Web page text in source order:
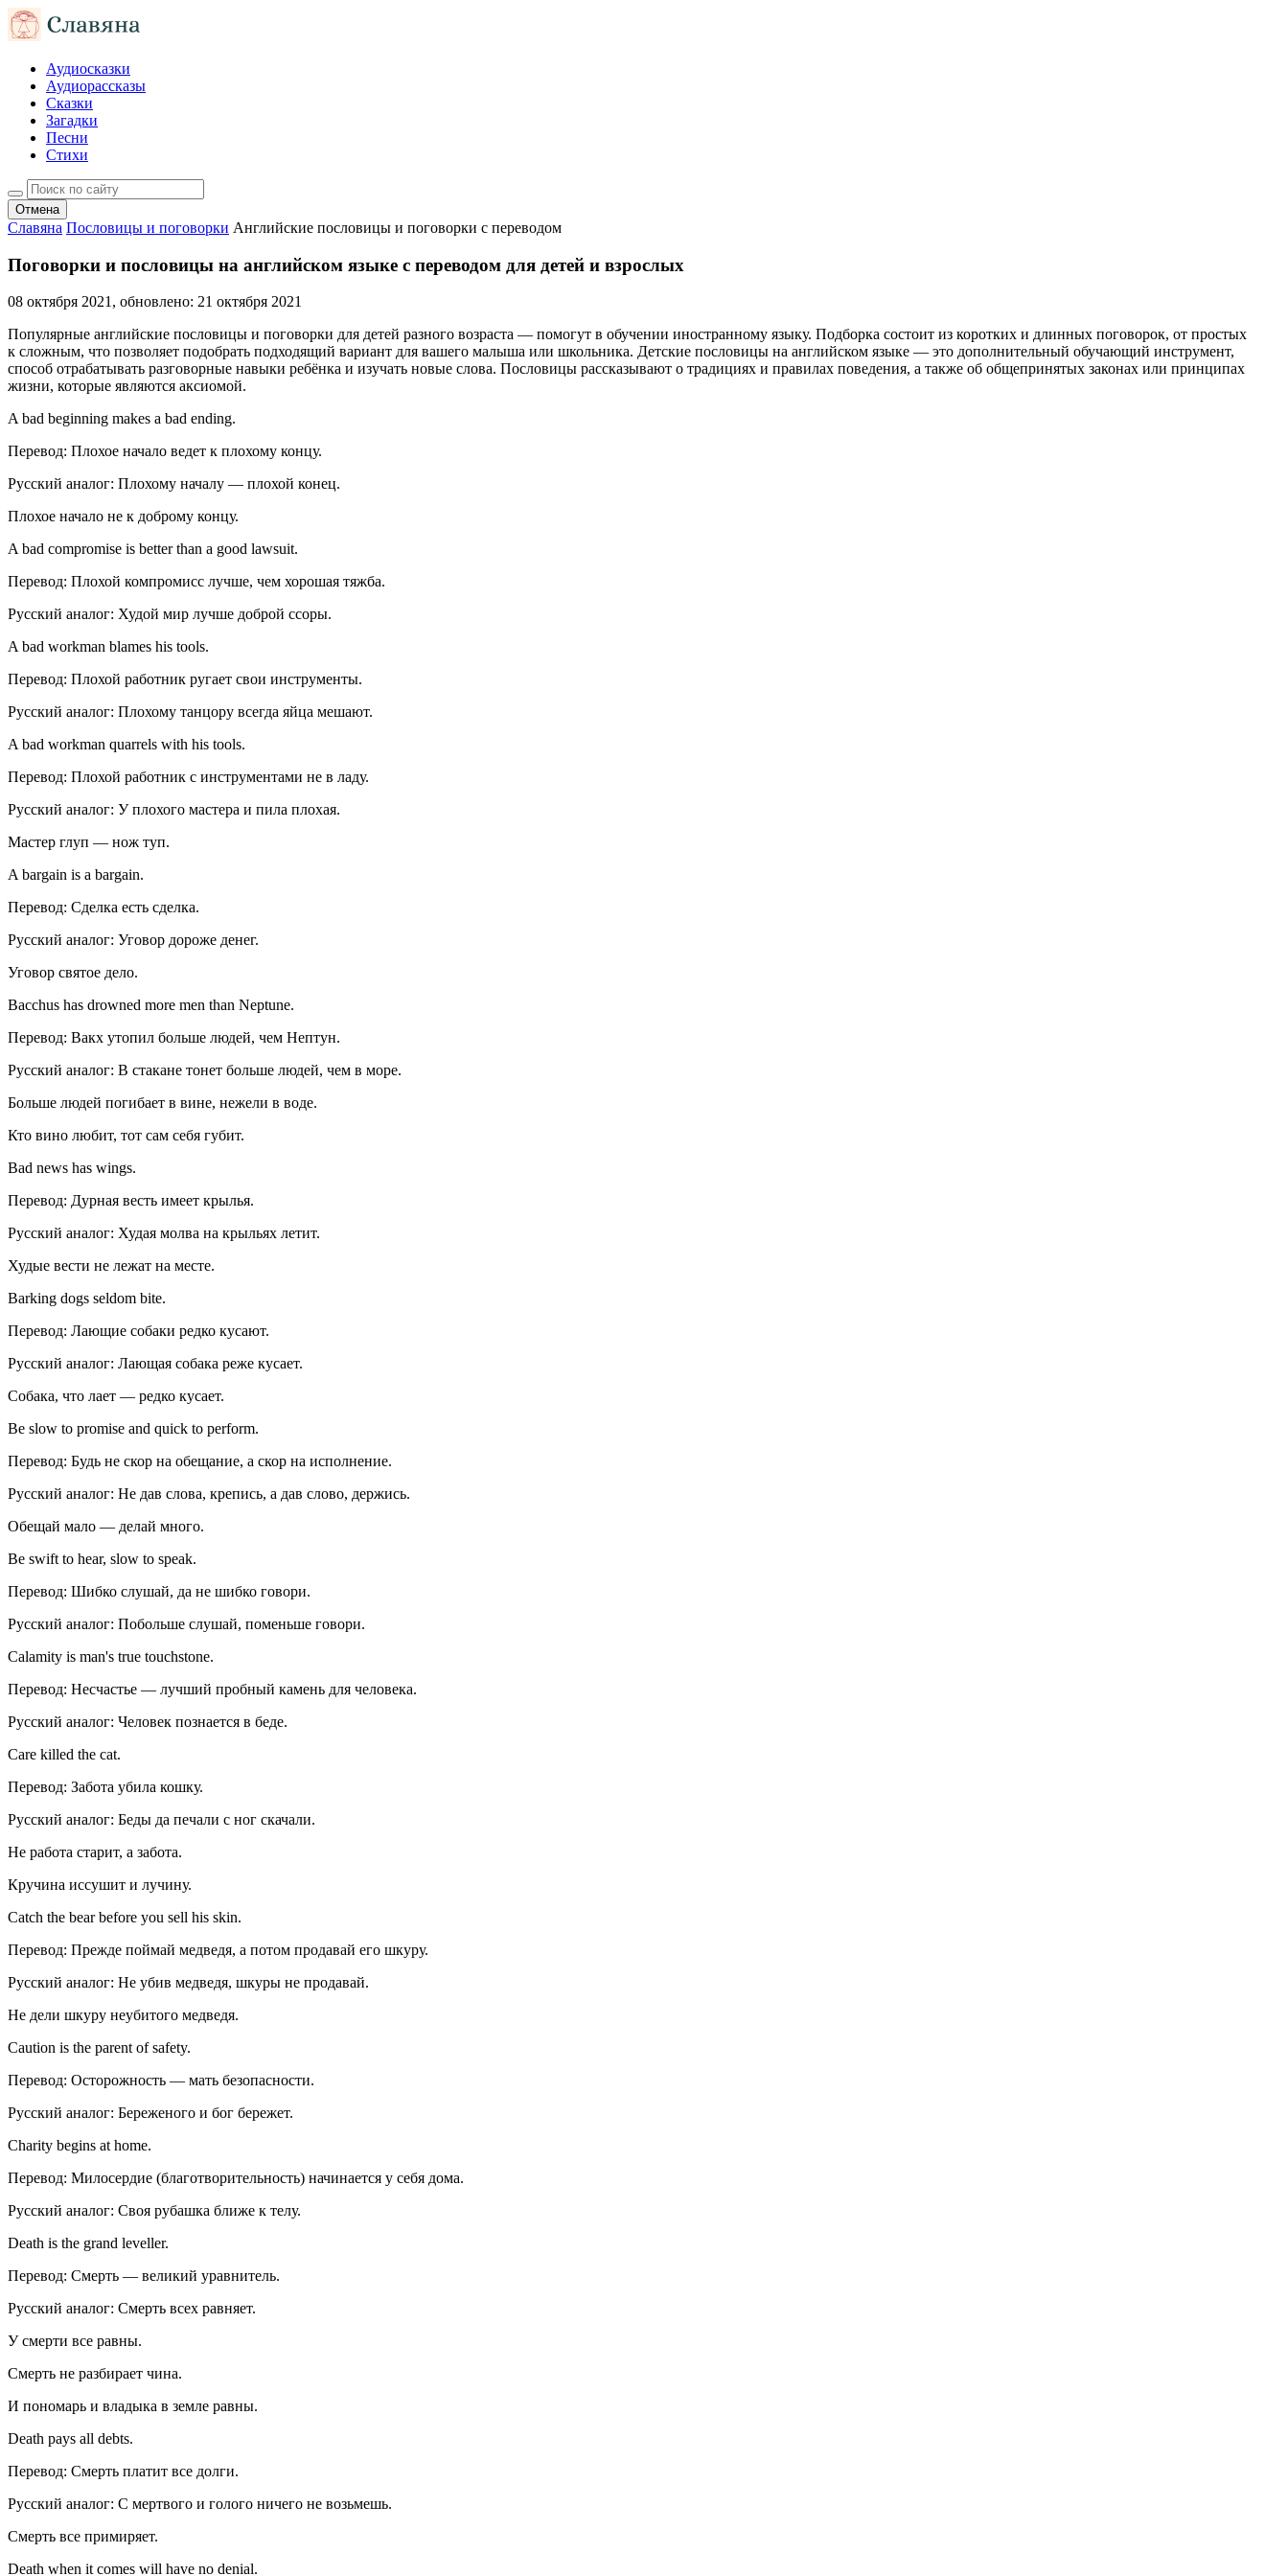
Аудиосказки
Аудиорассказы
Сказки
Загадки
Песни
Стихи
Отмена
Славяна Пословицы и поговорки Английские пословицы и поговорки с переводом
Поговорки и пословицы на английском языке с переводом для детей и взрослых
08 октября 2021, обновлено: 21 октября 2021
Популярные английские пословицы и поговорки для детей разного возраста — помогут в обучении иностранному языку. Подборка состоит из коротких и длинных поговорок, от простых
к сложным, что позволяет подобрать подходящий вариант для вашего малыша или школьника. Детcкие пословицы на английском языке — это дополнительный обучающий инструмент,
способ отрабатывать разговорные навыки ребёнка и изучать новые слова. Пословицы рассказывают о традициях и правилах поведения, а также об общепринятых законах или принципах
жизни, которые являются аксиомой.
A bad beginning makes a bad ending.
Перевод: Плохое начало ведет к плохому концу.
Русский аналог: Плохому началу — плохой конец.
Плохое начало не к доброму концу.
A bad compromise is better than a good lawsuit.
Перевод: Плохой компромисс лучше, чем хорошая тяжба.
Русский аналог: Худой мир лучше доброй ссоры.
A bad workman blames his tools.
Перевод: Плохой работник ругает свои инструменты.
Русский аналог: Плохому танцору всегда яйца мешают.
A bad workman quarrels with his tools.
Перевод: Плохой работник с инструментами не в ладу.
Русский аналог: У плохого мастера и пила плохая.
Мастер глуп — нож туп.
A bargain is a bargain.
Перевод: Сделка есть сделка.
Русский аналог: Уговор дороже денег.
Уговор святое дело.
Bacchus has drowned more men than Neptune.
Перевод: Вакх утопил больше людей, чем Нептун.
Русский аналог: В стакане тонет больше людей, чем в море.
Больше людей погибает в вине, нежели в воде.
Кто вино любит, тот сам себя губит.
Bad news has wings.
Перевод: Дурная весть имеет крылья.
Русский аналог: Худая молва на крыльях летит.
Худые вести не лежат на месте.
Barking dogs seldom bite.
Перевод: Лающие собаки редко кусают.
Русский аналог: Лающая собака реже кусает.
Собака, что лает — редко кусает.
Be slow to promise and quick to perform.
Перевод: Будь не скор на обещание, а скор на исполнение.
Русский аналог: Не дав слова, крепись, а дав слово, держись.
Обещай мало — делай много.
Be swift to hear, slow to speak.
Перевод: Шибко слушай, да не шибко говори.
Русский аналог: Побольше слушай, поменьше говори.
Calamity is man's true touchstone.
Перевод: Несчастье — лучший пробный камень для человека.
Русский аналог: Человек познается в беде.
Care killed the cat.
Перевод: Забота убила кошку.
Русский аналог: Беды да печали с ног скачали.
Не работа старит, а забота.
Кручина иссушит и лучину.
Catch the bear before you sell his skin.
Перевод: Прежде поймай медведя, а потом продавай его шкуру.
Русский аналог: Не убив медведя, шкуры не продавай.
Не дели шкуру неубитого медведя.
Caution is the parent of safety.
Перевод: Осторожность — мать безопасности.
Русский аналог: Береженого и бог бережет.
Charity begins at home.
Перевод: Милосердие (благотворительность) начинается у себя дома.
Русский аналог: Своя рубашка ближе к телу.
Death is the grand leveller.
Перевод: Смерть — великий уравнитель.
Русский аналог: Смерть всех равняет.
У смерти все равны.
Смерть не разбирает чина.
И пономарь и владыка в земле равны.
Death pays all debts.
Перевод: Смерть платит все долги.
Русский аналог: С мертвого и голого ничего не возьмешь.
Смерть все примиряет.
Death when it comes will have no denial.